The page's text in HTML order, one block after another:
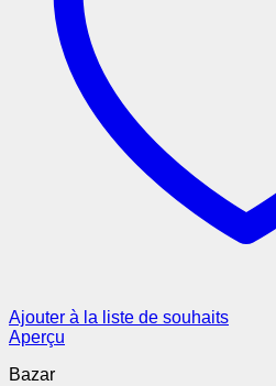
Ajouter à la liste de souhaits
Aperçu
Bazar